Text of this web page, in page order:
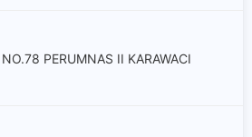
PERUMNAS II KARAWACI